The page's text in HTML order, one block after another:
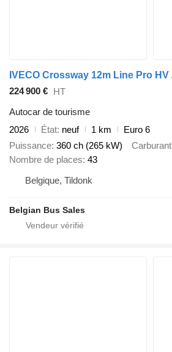
224 900 € HT
Autocar de tourisme
2026
État neuf 1 km
Euro 6
Puissance 360 ch (265 kW) Carburant
Nombre de places 43
Belgique, Tildonk
Belgian Bus Sales